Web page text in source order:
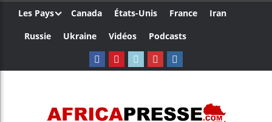
Les Pays Canada États-Unis France
Iran
Russie
Ukraine Vidéos Podcasts